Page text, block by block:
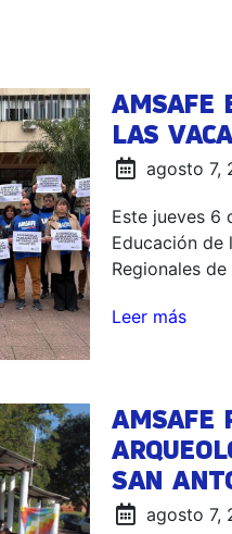
AMSAFE
LAS
agosto 7,
Este jueves 6
Educación de
Regionales
Leer más
AMSAFE
SAN
agosto 7,